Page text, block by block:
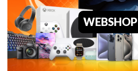
WEBSHOP